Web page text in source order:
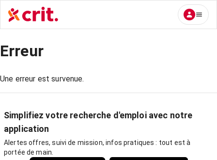
Erreur
Une erreur est survenue.
Simplifiez votre recherche d'emploi avec notre
application
Alertes offres, suivi de mission, infos pratiques : tout est à
portée de main.